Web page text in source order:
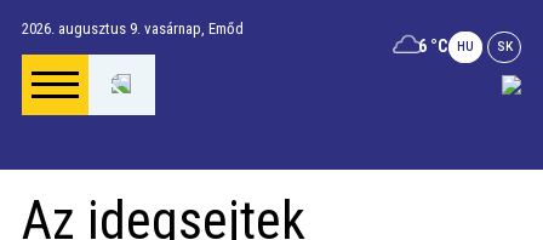
2026. augusztus 9. vasárnap, Emőd
6 °C HU SK
Az idegsejtek